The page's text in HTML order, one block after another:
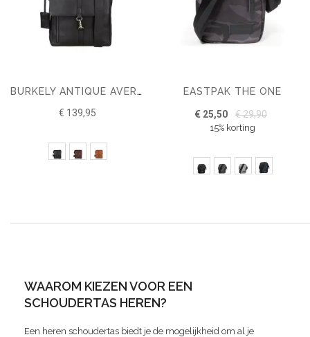
BURKELY ANTIQUE AVERY CROSSOVER M
€ 139,95
EASTPAK THE ONE
€ 25,50 € 29,90
15% korting
WAAROM KIEZEN VOOR EEN
SCHOUDERTAS HEREN?
Een heren schoudertas biedt je de mogelijkheid om al je